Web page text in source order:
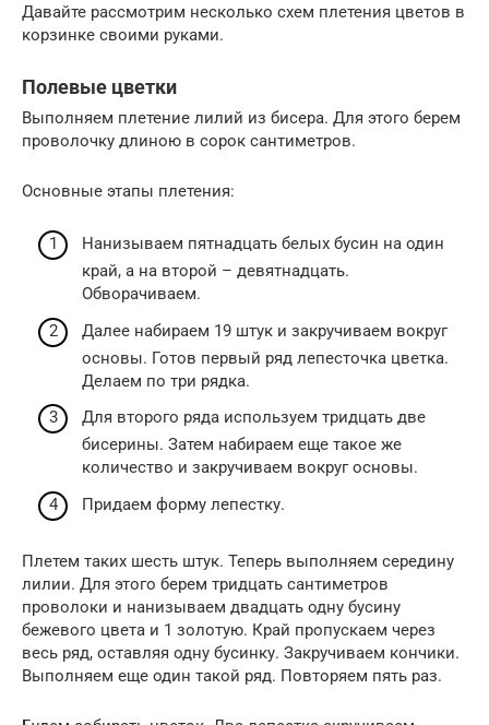
Давайте рассмотрим несколько схем плетения цветов в
корзинке своими руками.
Полевые цветки
Выполняем плетение лилий из бисера. Для этого берем
проволочку длиною в сорок сантиметров.
Основные этапы плетения:
Нанизываем пятнадцать белых бусин на один
край, а на второй – девятнадцать.
Обворачиваем.
Далее набираем 19 штук и закручиваем вокруг
основы. Готов первый ряд лепесточка цветка.
Делаем по три рядка.
Для второго ряда используем тридцать две
бисерины. Затем набираем еще такое же
количество и закручиваем вокруг основы.
Придаем форму лепестку.
Плетем таких шесть штук. Теперь выполняем середину
лилии. Для этого берем тридцать сантиметров
проволоки и нанизываем двадцать одну бусину
бежевого цвета и 1 золотую. Край пропускаем через
весь ряд, оставляя одну бусинку. Закручиваем кончики.
Выполняем еще один такой ряд. Повторяем пять раз.